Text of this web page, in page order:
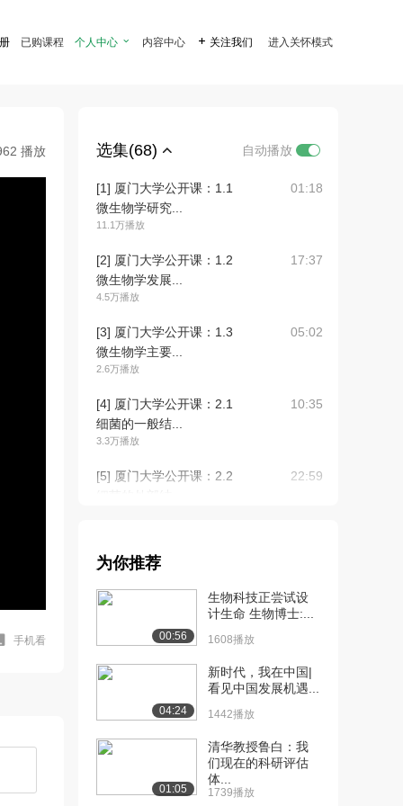
已购课程 个人中心  内容中心  关注我们 进入关怀模式
播放
手机看
选集(68) 自动播放
[1] 厦门大学公开课：1.1
微生物学研究...
11.1万播放
01:18
[2] 厦门大学公开课：1.2
微生物学发展...
4.5万播放
17:37
[3] 厦门大学公开课：1.3
微生物学主要...
2.6万播放
05:02
[4] 厦门大学公开课：2.1
细菌的一般结...
3.3万播放
10:35
[5] 厦门大学公开课：2.2
22:59
细菌的内部结...
[7] 厦门大学公开课：2.4
细菌营养物质...
08:31
[8] 厦门大学公开课：2.5
细菌的结构与...
08:42
[9] 厦门大学公开课：2.6
古菌的结构
10:45
为你推荐
00:56
生物科技正尝试设
计生命 生物博士:...
1608播放
04:24
新时代，我在中国|
看见中国发展机遇...
1442播放
01:05
清华教授鲁白：我
们现在的科研评估
体...
1739播放